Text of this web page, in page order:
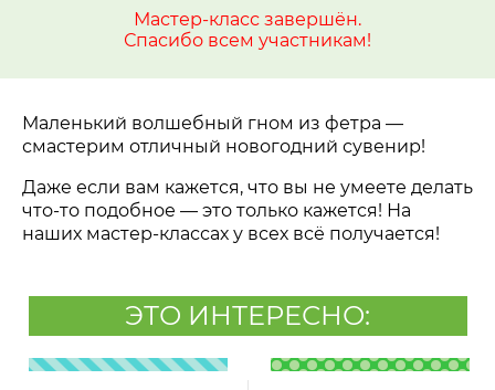
Мастер-класс завершён.
Спасибо всем участникам!
Маленький волшебный гном из фетра —
смастерим отличный новогодний сувенир!
Даже если вам кажется, что вы не умеете делать
что-то подобное — это только кажется! На
наших мастер-классах у всех всё получается!
ЭТО ИНТЕРЕСНО: